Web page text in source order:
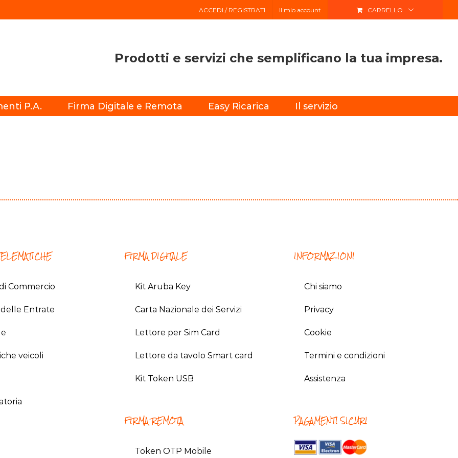
ACCEDI / REGISTRATI Il mio account CARRELLO
Prodotti e servizi che semplificano la tua impresa.
P.A.
Firma Digitale e Remota Easy Ricarica Il servizio
Commercio
Entrate
veicoli
FIRMA DIGITALE
Kit Aruba Key
Carta Nazionale dei Servizi
Lettore per Sim Card
Lettore da tavolo Smart card
Kit Token USB
FIRMA REMOTA
Token OTP Mobile
INFORMAZIONI
Chi siamo
Privacy
Cookie
Termini e condizioni
Assistenza
PAGAMENTI SICURI